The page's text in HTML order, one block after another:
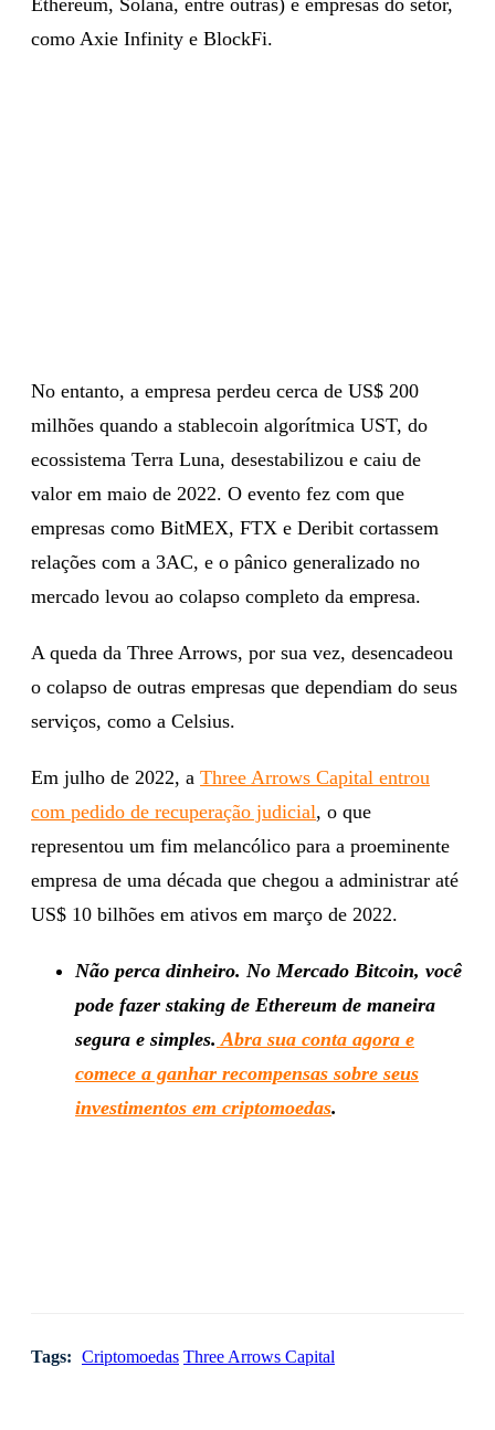
como Axie Infinity e BlockFi.
No entanto, a empresa perdeu cerca de US$ 200
milhões quando a stablecoin algorítmica UST, do
ecossistema Terra Luna, desestabilizou e caiu de
valor em maio de 2022. O evento fez com que
empresas como BitMEX, FTX e Deribit cortassem
relações com a 3AC, e o pânico generalizado no
mercado levou ao colapso completo da empresa.
A queda da Three Arrows, por sua vez, desencadeou
o colapso de outras empresas que dependiam do seus
serviços, como a Celsius.
Em julho de 2022, a Three Arrows Capital entrou
com pedido de recuperação judicial, o que
representou um fim melancólico para a proeminente
empresa de uma década que chegou a administrar até
US$ 10 bilhões em ativos em março de 2022.
Não perca dinheiro. No Mercado Bitcoin, você
pode fazer staking de Ethereum de maneira
segura e simples. Abra sua conta agora e
comece a ganhar recompensas sobre seus
investimentos em criptomoedas.
Tags: Criptomoedas Three Arrows Capital